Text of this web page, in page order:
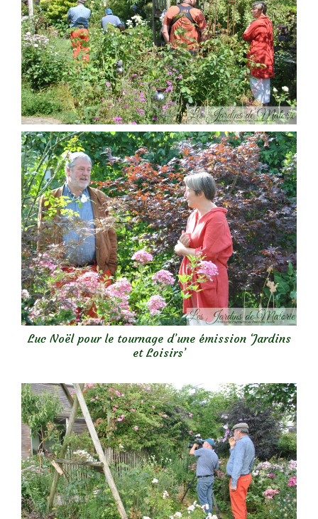
Luc Noël pour le tournage d’une émission ‘Jardins
et Loisirs’